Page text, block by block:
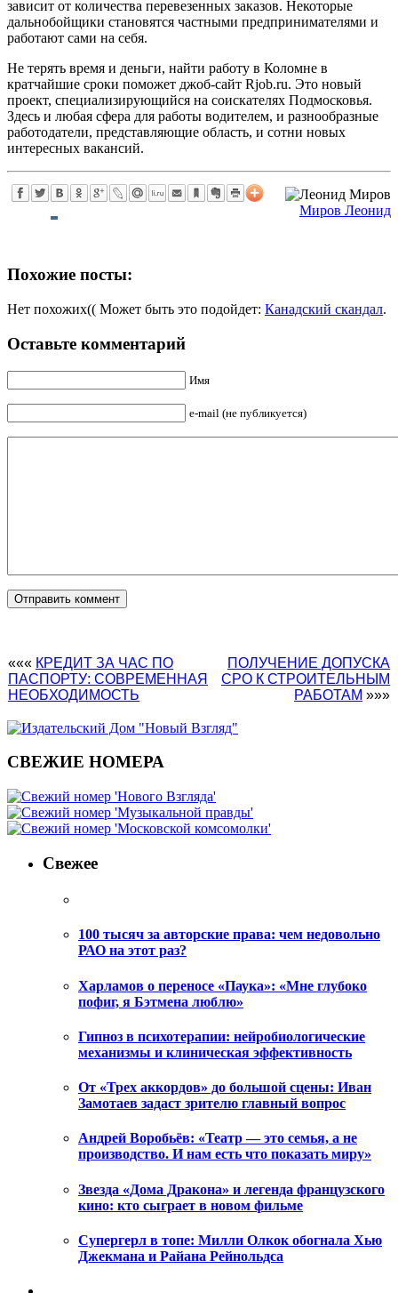
зависит от количества перевезенных заказов. Некоторые
дальнобойщики становятся частными предпринимателями и
работают сами на себя.
Не терять время и деньги, найти работу в Коломне в
кратчайшие сроки поможет джоб-сайт Rjob.ru. Это новый
проект, специализирующийся на соискателях Подмосковья.
Здесь и любая сфера для работы водителем, и разнообразные
работодатели, представляющие область, и сотни новых
интересных вакансий.
Миров Леонид
Похожие посты:
Нет похожих(( Может быть это подойдет: Канадский скандал.
Оставьте комментарий
Имя
e-mail (не публикуется)
««« КРЕДИТ ЗА ЧАС ПО
ПАСПОРТУ: СОВРЕМЕННАЯ
НЕОБХОДИМОСТЬ
ПОЛУЧЕНИЕ ДОПУСКА
СРО К СТРОИТЕЛЬНЫМ
РАБОТАМ »»»
СВЕЖИЕ НОМЕРА
Свежее
100 тысяч за авторские права: чем недовольно
РАО на этот раз?
Харламов о переносе «Паука»: «Мне глубоко
пофиг, я Бэтмена люблю»
Гипноз в психотерапии: нейробиологические
механизмы и клиническая эффективность
От «Трех аккордов» до большой сцены: Иван
Замотаев задаст зрителю главный вопрос
Андрей Воробьёв: «Театр — это семья, а не
производство. И нам есть что показать миру»
Звезда «Дома Дракона» и легенда французского
кино: кто сыграет в новом фильме
Супергерл в топе: Милли Олкок обогнала Хью
Джекмана и Райана Рейнольдса